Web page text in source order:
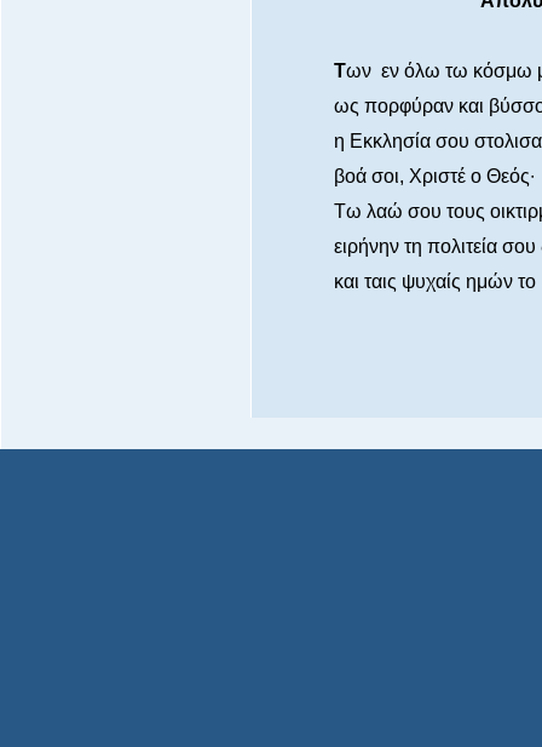
Των εν όλω τω κόσμω
ως πορφύραν και
η Εκκλησία σου
βοά σοι, Χριστέ ο Θεός∙
Τω λαώ σου τους
ειρήνην τη πολιτεία
και ταις ψυχαίς ημών